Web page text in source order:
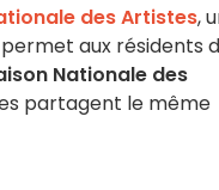
des Artistes,
aux résidents
Nationale des
partagent le même